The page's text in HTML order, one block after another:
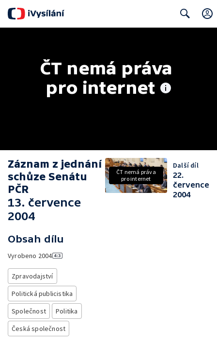
ČT nemá práva
pro internet
Záznam z jednání
schůze Senátu
PČR
13. července
2004
Obsah dílu
Vyrobeno 2004
Zpravodajství
Politická publicistika
Společnost
Politika
Česká společnost
ČT nemá práva
pro internet
Další díl
22.
července
2004